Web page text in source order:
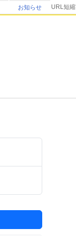
お知らせ URL短縮